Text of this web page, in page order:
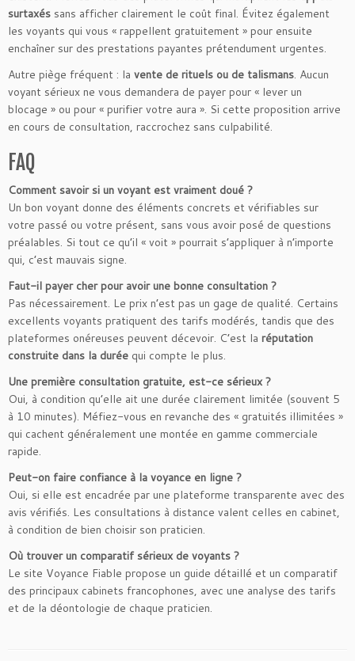
surtaxés sans afficher clairement le coût final. Évitez également
les voyants qui vous « rappellent gratuitement » pour ensuite
enchaîner sur des prestations payantes prétendument urgentes.
Autre piège fréquent : la vente de rituels ou de talismans. Aucun
voyant sérieux ne vous demandera de payer pour « lever un
blocage » ou pour « purifier votre aura ». Si cette proposition arrive
en cours de consultation, raccrochez sans culpabilité.
FAQ
Comment savoir si un voyant est vraiment doué ?
Un bon voyant donne des éléments concrets et vérifiables sur
votre passé ou votre présent, sans vous avoir posé de questions
préalables. Si tout ce qu’il « voit » pourrait s’appliquer à n’importe
qui, c’est mauvais signe.
Faut-il payer cher pour avoir une bonne consultation ?
Pas nécessairement. Le prix n’est pas un gage de qualité. Certains
excellents voyants pratiquent des tarifs modérés, tandis que des
plateformes onéreuses peuvent décevoir. C’est la réputation
construite dans la durée qui compte le plus.
Une première consultation gratuite, est-ce sérieux ?
Oui, à condition qu’elle ait une durée clairement limitée (souvent 5
à 10 minutes). Méfiez-vous en revanche des « gratuités illimitées »
qui cachent généralement une montée en gamme commerciale
rapide.
Peut-on faire confiance à la voyance en ligne ?
Oui, si elle est encadrée par une plateforme transparente avec des
avis vérifiés. Les consultations à distance valent celles en cabinet,
à condition de bien choisir son praticien.
Où trouver un comparatif sérieux de voyants ?
Le site Voyance Fiable propose un guide détaillé et un comparatif
des principaux cabinets francophones, avec une analyse des tarifs
et de la déontologie de chaque praticien.